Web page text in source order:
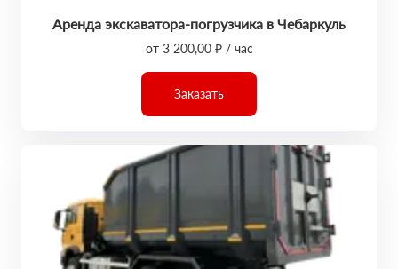
Аренда экскаватора-погрузчика в Чебаркуль
от 3 200,00 ₽ / час
Заказать